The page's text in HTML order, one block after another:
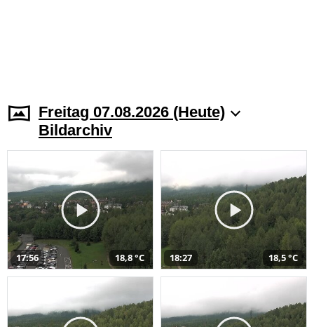
Freitag 07.08.2026 (Heute)
Bildarchiv
17:56 18,8 °C 18:27 18,5 °C